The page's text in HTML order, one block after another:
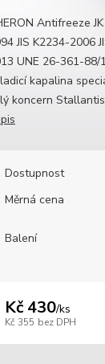
Antifreeze
JIS K2234-2006
UNE 26-361-88/
kapalina
koncern
Dostupnost
Měrná cena
Balení
Kč 430/ks
Kč 355 bez DPH